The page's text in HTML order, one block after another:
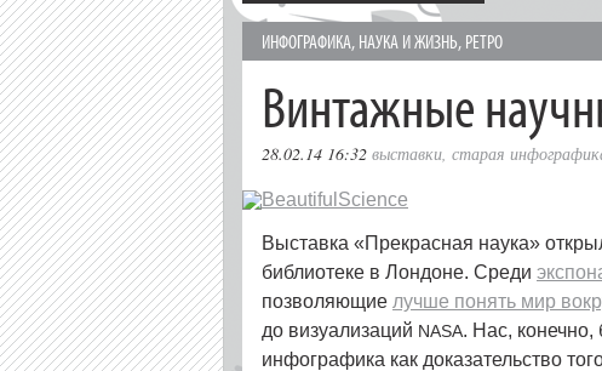
ИНФОГРАФИКА, НАУКА И ЖИЗНЬ, РЕТРО
Винтажные
28.02.14 16:32 выставки, старая
Выставка «Прекрасная наука»
библиотеке в Лондоне. Среди
позволяющие лучше понять мир
до визуализаций NASA. Нас, конечно,
инфографика как доказательство